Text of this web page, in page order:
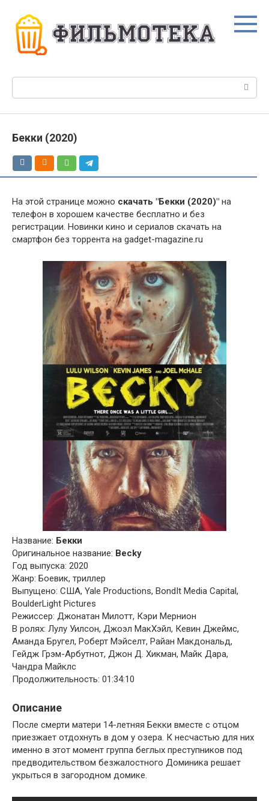
контенту
Бекки (2020)
На этой странице можно скачать "Бекки (2020)" на
телефон в хорошем качестве бесплатно и без
регистрации. Новинки кино и сериалов скачать на
смартфон без торрента на gadget-magazine.ru
Название: Бекки
Оригинальное название: Becky
Год выпуска: 2020
Жанр: Боевик, триллер
Выпущено: США, Yale Productions, BondIt Media Capital,
BoulderLight Pictures
Режиссер: Джонатан Милотт, Кэри Мернион
В ролях: Лулу Уилсон, Джоэл МакХэйл, Кевин Джеймс,
Аманда Бругел, Роберт Мэйселт, Райан Макдональд,
Гейдж Грэм-Арбутнот, Джон Д. Хикман, Майк Дара,
Чандра Майклс
Продолжительность: 01:34:10
Описание
После смерти матери 14-летняя Бекки вместе с отцом
приезжает отдохнуть в дом у озера. К несчастью для них
именно в этот момент группа беглых преступников под
предводительством безжалостного Доминика решает
укрыться в загородном домике.